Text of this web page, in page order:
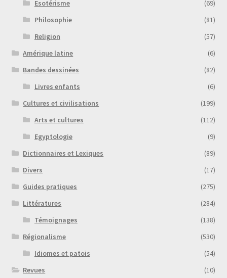
Esotérisme
(69)
Philosophie
(81)
Religion
(57)
Amérique latine
(6)
Bandes dessinées
(82)
Livres enfants
(6)
Cultures et civilisations
(199)
Arts et cultures
(112)
Egyptologie
(9)
Dictionnaires et Lexiques
(89)
Divers
(17)
Guides pratiques
(275)
Littératures
(284)
Témoignages
(138)
Régionalisme
(530)
Idiomes et patois
(54)
Revues
(10)